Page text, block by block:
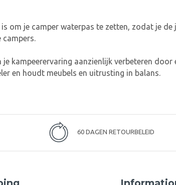
om je camper waterpas te zetten, zodat je
campers.
kampeerervaring aanzienlijk verbeteren
en houdt meubels en uitrusting in balans.
60 DAGEN RETOURBELEID